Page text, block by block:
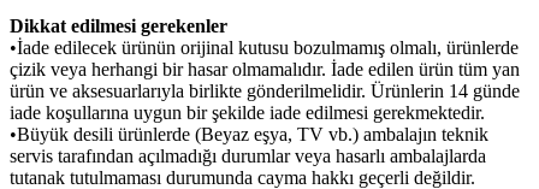
Dikkat edilmesi gerekenler
•İade edilecek ürünün orijinal kutusu bozulmamış olmalı, ürünlerde
çizik veya herhangi bir hasar olmamalıdır. İade edilen ürün tüm yan
ürün ve aksesuarlarıyla birlikte gönderilmelidir. Ürünlerin 14 günde
iade koşullarına uygun bir şekilde iade edilmesi gerekmektedir.
•Büyük desili ürünlerde (Beyaz eşya, TV vb.) ambalajın teknik
servis tarafından açılmadığı durumlar veya hasarlı ambalajlarda
tutanak tutulmaması durumunda cayma hakkı geçerli değildir.